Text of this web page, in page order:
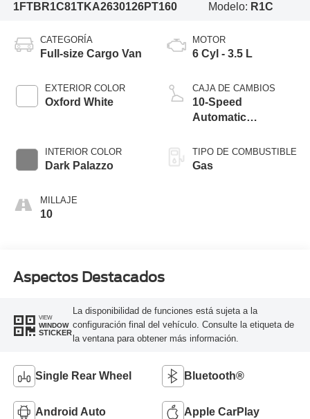
1FTBR1C81TKA2630126PT160
Modelo: R1C
CATEGORÍA
Full-size Cargo Van
EXTERIOR COLOR
Oxford White
INTERIOR COLOR
Dark Palazzo
MILLAJE
10
MOTOR
6 Cyl - 3.5 L
CAJA DE CAMBIOS
10-Speed
Automatic
SelectShift®
Transmission
TIPO DE COMBUSTIBLE
Gas
Aspectos Destacados
VIEW
WINDOW
STICKER
La disponibilidad de funciones está sujeta a la
configuración final del vehículo. Consulte la etiqueta de
la ventana para obtener más información.
Single Rear Wheel Bluetooth®
Android Auto Apple CarPlay